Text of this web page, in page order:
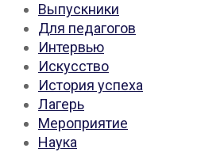
Выпускники
Для педагогов
Интервью
Искусство
История успеха
Лагерь
Мероприятие
Наука